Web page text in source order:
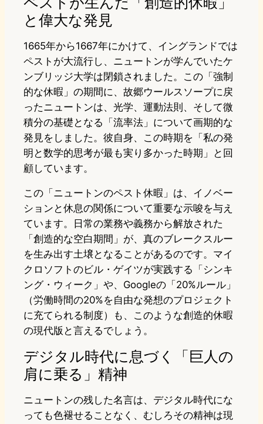
と偉大な発見
1665年から1667年にかけて、イングランドでは
ペストが大流行し、ニュートンが学んでいたケ
ンブリッジ大学は閉鎖されました。この「強制
的な休暇」の期間に、故郷ウールスソープに戻
ったニュートンは、光学、運動法則、そして微
積分の基礎となる「流率法」について画期的な
発見をしました。彼自身、この時期を「私の発
明と数学的思考が最も実り多かった時期」と回
顧しています。
この「ニュートンのペスト休暇」は、イノベー
ションと休息の関係について重要な示唆を与え
ています。日常の業務や義務から解放された
「創造的な空白期間」が、真のブレークスルー
を生み出す土壌となることがあるのです。マイ
クロソフトのビル・ゲイツが実践する「シンキ
ング・ウィーク」や、Googleの「20%ルール」
（労働時間の20%を自由な発想のプロジェクト
に充てられる制度）も、このような創造的休暇
の現代版と言えるでしょう。
デジタル時代に息づく「巨人の
肩に乗る」精神
ニュートンの残した名言は、デジタル時代にな
っても色褪せることなく、むしろその精神は現